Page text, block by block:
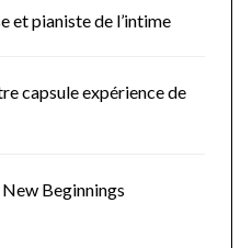
et pianiste de l’intime
capsule expérience de
Beginnings